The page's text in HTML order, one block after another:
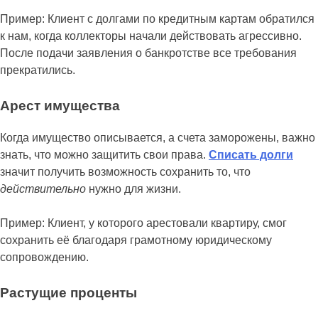
Пример: Клиент с долгами по кредитным картам обратился
к нам, когда коллекторы начали действовать агрессивно.
После подачи заявления о банкротстве все требования
прекратились.
Арест имущества
Когда имущество описывается, а счета заморожены, важно
знать, что можно защитить свои права. Списать долги
значит получить возможность сохранить то, что
действительно нужно для жизни.
Пример: Клиент, у которого арестовали квартиру, смог
сохранить её благодаря грамотному юридическому
сопровождению.
Растущие проценты